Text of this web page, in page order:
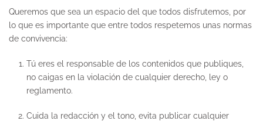
Queremos que sea un espacio del que todos disfrutemos, por
lo que es importante que entre todos respetemos unas normas
de convivencia:
Tú eres el responsable de los contenidos que publiques,
no caigas en la violación de cualquier derecho, ley o
reglamento.
Cuida la redacción y el tono, evita publicar cualquier